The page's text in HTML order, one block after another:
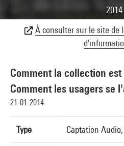
2014
À consulter sur le site de
Comment la collection
Comment les usagers se
21-01-2014
Type Captation